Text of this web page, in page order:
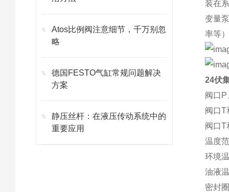
Atos比例阀注意细节，千万别忽
略
德国FESTO气缸常规问题解决
方案
静压丝杆：在液压传动系统中的
重要应用
装在
变量
率等
24伏
阀口
阀口T
阀口T
温度
环境
油液
密封